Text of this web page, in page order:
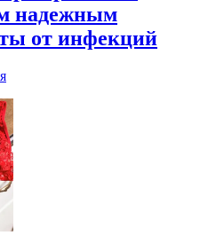
надежным
от инфекций